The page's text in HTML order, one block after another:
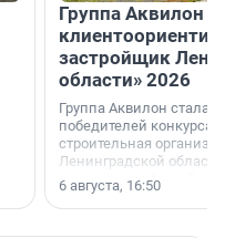
Группа Аквилон
застройщик
области» 2026
Группа Аквилон стала
победителей конкурса
строительная
Ленинградской области
номинации «Самый
застройщик
6 августа, 16:50